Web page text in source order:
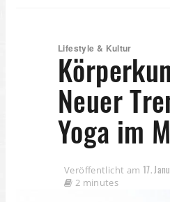
Lifestyle & Kultur
Neuer
Yoga im
Veröffentlicht am 17.
2 minutes